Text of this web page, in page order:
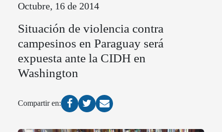
Octubre, 16 de 2014
Situación de violencia contra
campesinos en Paraguay será
expuesta ante la CIDH en
Washington
Compartir en: